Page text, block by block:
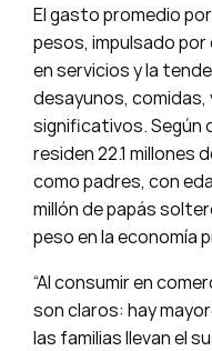
El gasto promedio
pesos, impulsado por
en servicios y la
desayunos,
significativos. Según
residen 22.1 millones
como padres, con
millón de papás
peso en la economía
“Al consumir en
son claros: hay
las familias llevan el